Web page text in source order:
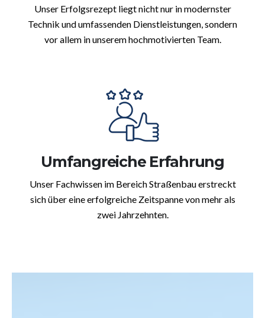
Unser Erfolgsrezept liegt nicht nur in modernster
Technik und umfassenden Dienstleistungen, sondern
vor allem in unserem hochmotivierten Team.
Umfangreiche Erfahrung
Unser Fachwissen im Bereich Straßenbau erstreckt
sich über eine erfolgreiche Zeitspanne von mehr als
zwei Jahrzehnten.